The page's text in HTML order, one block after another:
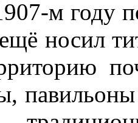
м году
носил